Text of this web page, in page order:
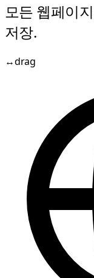
모든 웹페이
저장.
↔drag